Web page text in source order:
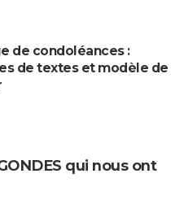
de condoléances :
de textes et modèle de
qui nous ont